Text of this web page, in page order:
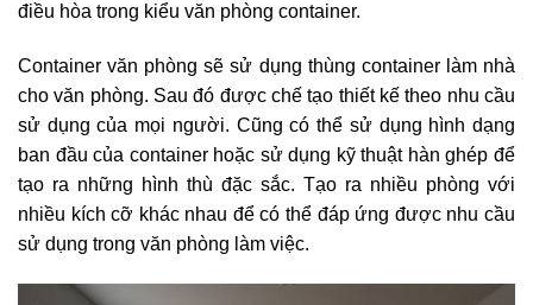
điều hòa trong kiểu văn phòng container.
Container văn phòng sẽ sử dụng thùng container làm nhà
cho văn phòng. Sau đó được chế tạo thiết kế theo nhu cầu
sử dụng của mọi người. Cũng có thể sử dụng hình dạng
ban đầu của container hoặc sử dụng kỹ thuật hàn ghép để
tạo ra những hình thù đặc sắc. Tạo ra nhiều phòng với
nhiều kích cỡ khác nhau để có thể đáp ứng được nhu cầu
sử dụng trong văn phòng làm việc.